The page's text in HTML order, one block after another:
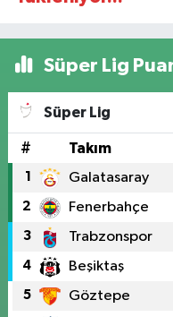
Süper Lig
Süper Lig
# Takım
1 Galatasaray
2 Fenerbahçe
3 Trabzonspor
4 Beşiktaş
5 Göztepe